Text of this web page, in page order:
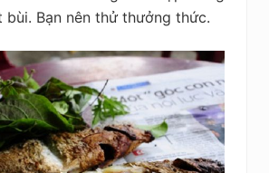
bùi. Bạn nên thử thưởng thức.